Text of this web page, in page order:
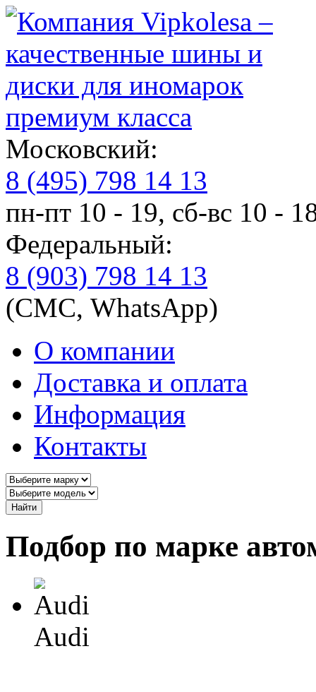
премиум класса
Московский:
8 (495) 798 14 13
пн-пт 10 - 19, сб-вс 10 -
Федеральный:
8 (903) 798 14 13
(СМС, WhatsApp)
О компании
Доставка и оплата
Информация
Контакты
Найти
Подбор по марке
Audi